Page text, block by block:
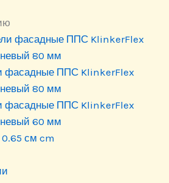
фасадные ППС KlinkerFlex
80 мм
фасадные ППС KlinkerFlex
60 мм
0.65 см cm